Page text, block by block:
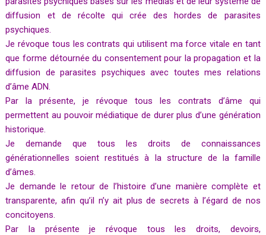
diffusion et de récolte qui crée des hordes de parasites
psychiques.
Je révoque tous les contrats qui utilisent ma force vitale en tant
que forme détournée du consentement pour la propagation et la
diffusion de parasites psychiques avec toutes mes relations
d’âme ADN.
Par la présente, je révoque tous les contrats d’âme qui
permettent au pouvoir médiatique de durer plus d’une génération
historique.
Je demande que tous les droits de connaissances
générationnelles soient restitués à la structure de la famille
d’âmes.
Je demande le retour de l’histoire d’une manière complète et
transparente, afin qu’il n’y ait plus de secrets à l’égard de nos
concitoyens.
Par la présente je révoque tous les droits, devoirs,